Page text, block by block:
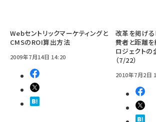
Webセントリックマーケティングと
CMSのROI算出方法
2009年7月14日 14:20
改革を掲げる
費者と距離
ロジェクト
（7/22）
2010年7月2日